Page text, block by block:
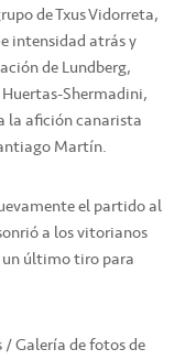
de Txus Vidorreta,
intensidad atrás y
de Lundberg,
Shermadini,
la afición canarista
Martín.
el partido al
a los vitorianos
un último tiro para
Galería de fotos de